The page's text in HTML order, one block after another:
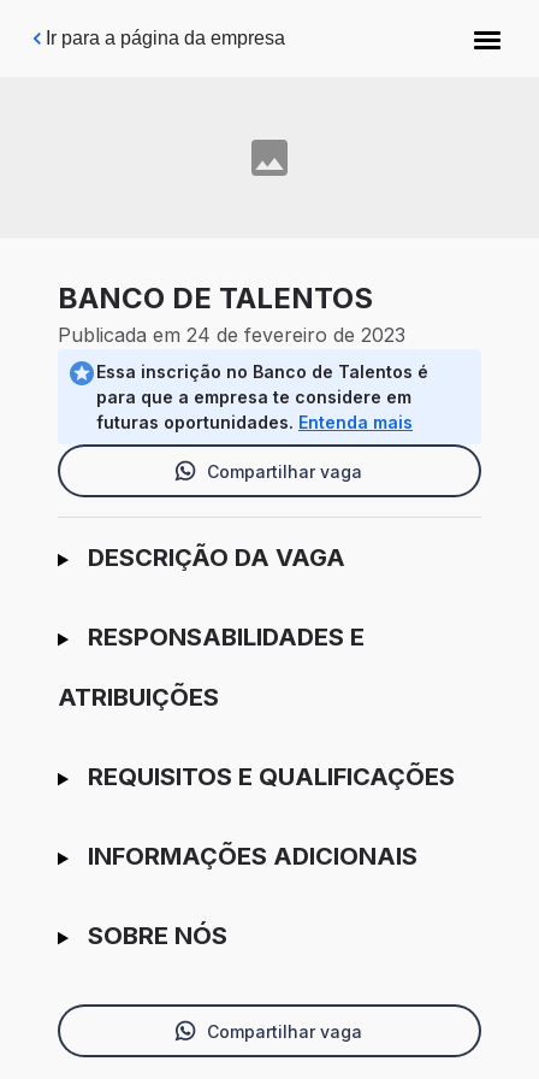
Pular para o conteúdo principal
Ir para a página da empresa
BANCO DE TALENTOS
Publicada em 24 de fevereiro de 2023
Essa inscrição no Banco de Talentos é
para que a empresa te considere em
futuras oportunidades. Entenda mais
Compartilhar vaga
Ir para candidatura
DESCRIÇÃO DA VAGA
RESPONSABILIDADES E
ATRIBUIÇÕES
REQUISITOS E QUALIFICAÇÕES
INFORMAÇÕES ADICIONAIS
SOBRE NÓS
Compartilhar vaga